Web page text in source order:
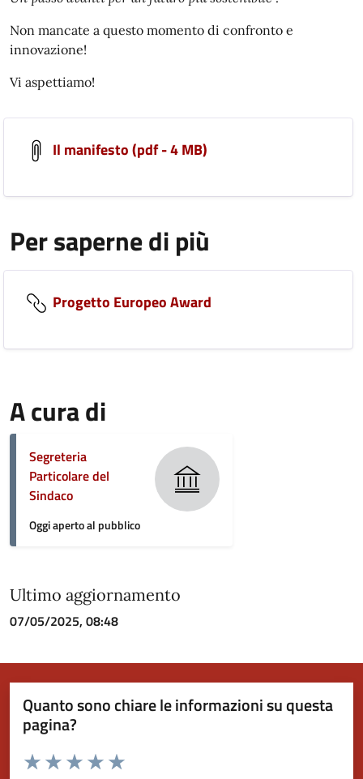
Non mancate a questo momento di confronto e
innovazione!
Vi aspettiamo!
Il manifesto (pdf - 4 MB)
Per saperne di più
Progetto Europeo Award
A cura di
Segreteria
Particolare del
Sindaco
Oggi aperto al pubblico
Ultimo aggiornamento
07/05/2025, 08:48
Quanto sono chiare le informazioni su questa
pagina?
Valuta da 1 a 5 stelle la pagina